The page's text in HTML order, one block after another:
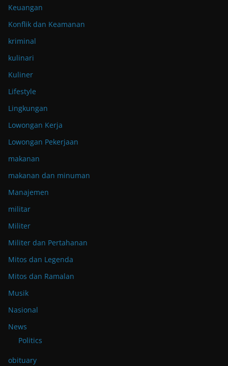
Keuangan
Konflik dan Keamanan
kriminal
kulinari
Kuliner
Lifestyle
Lingkungan
Lowongan Kerja
Lowongan Pekerjaan
makanan
makanan dan minuman
Manajemen
militar
Militer
Militer dan Pertahanan
Mitos dan Legenda
Mitos dan Ramalan
Musik
Nasional
News
Politics
obituary